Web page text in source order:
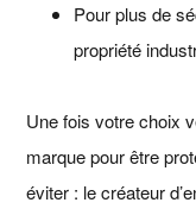
Pour plus de
propriété
Une fois votre choix
marque pour être
éviter : le créateur